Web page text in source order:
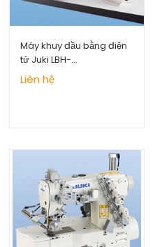
Máy khuy đầu bằng điện
tử Juki LBH-
1790AS/MC602KS
Liên hệ